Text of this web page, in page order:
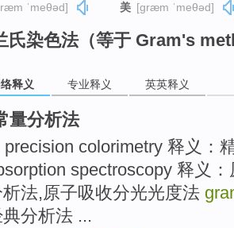
ˈmeθəd] 美 [ɡræm ˈmeθəd]
氏染色法（等于 Gram's
释义 专业释义 英英释义
量分析法
precision colorimetry 释义：
spectroscopy 释义
法,原子吸收分光光度法
分析法 ...